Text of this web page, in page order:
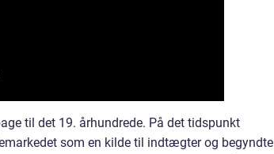
til det 19. århundrede. På det tidspunkt
som en kilde til indtægter og begyndte